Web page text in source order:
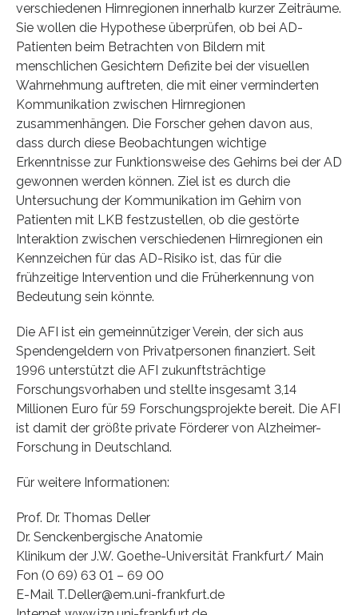
verschiedenen Hirnregionen innerhalb kurzer Zeiträume.
Sie wollen die Hypothese überprüfen, ob bei AD-
Patienten beim Betrachten von Bildern mit
menschlichen Gesichtern Defizite bei der visuellen
Wahrnehmung auftreten, die mit einer verminderten
Kommunikation zwischen Hirnregionen
zusammenhängen. Die Forscher gehen davon aus,
dass durch diese Beobachtungen wichtige
Erkenntnisse zur Funktionsweise des Gehirns bei der AD
gewonnen werden können. Ziel ist es durch die
Untersuchung der Kommunikation im Gehirn von
Patienten mit LKB festzustellen, ob die gestörte
Interaktion zwischen verschiedenen Hirnregionen ein
Kennzeichen für das AD-Risiko ist, das für die
frühzeitige Intervention und die Früherkennung von
Bedeutung sein könnte.
Die AFI ist ein gemeinnütziger Verein, der sich aus
Spendengeldern von Privatpersonen finanziert. Seit
1996 unterstützt die AFI zukunftsträchtige
Forschungsvorhaben und stellte insgesamt 3,14
Millionen Euro für 59 Forschungsprojekte bereit. Die AFI
ist damit der größte private Förderer von Alzheimer-
Forschung in Deutschland.
Für weitere Informationen:
Prof. Dr. Thomas Deller
Dr. Senckenbergische Anatomie
Klinikum der J.W. Goethe-Universität Frankfurt/ Main
Fon (0 69) 63 01 – 69 00
E-Mail T.Deller@em.uni-frankfurt.de